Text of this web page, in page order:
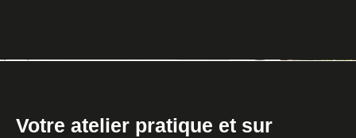
Votre atelier pratique et sur